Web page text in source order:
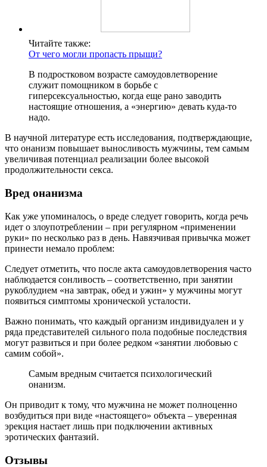
Читайте также:
От чего могли пропасть прыщи?
В подростковом возрасте самоудовлетворение
служит помощником в борьбе с
гиперсексуальностью, когда еще рано заводить
настоящие отношения, а «энергию» девать куда-то
надо.
В научной литературе есть исследования, подтверждающие,
что онанизм повышает выносливость мужчины, тем самым
увеличивая потенциал реализации более высокой
продолжительности секса.
Вред онанизма
Как уже упоминалось, о вреде следует говорить, когда речь
идет о злоупотреблении – при регулярном «применении
руки» по несколько раз в день. Навязчивая привычка может
принести немало проблем:
Следует отметить, что после акта самоудовлетворения часто
наблюдается сонливость – соответственно, при занятии
рукоблудием «на завтрак, обед и ужин» у мужчины могут
появиться симптомы хронической усталости.
Важно понимать, что каждый организм индивидуален и у
ряда представителей сильного пола подобные последствия
могут развиться и при более редком «занятии любовью с
самим собой».
Самым вредным считается психологический
онанизм.
Он приводит к тому, что мужчина не может полноценно
возбудиться при виде «настоящего» объекта – уверенная
эрекция настает лишь при подключении активных
эротических фантазий.
Отзывы